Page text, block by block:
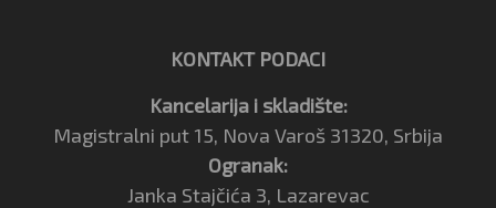
KONTAKT PODACI
Kancelarija i skladište:
Magistralni put 15, Nova Varoš 31320, Srbija
Ogranak:
Janka Stajčića 3, Lazarevac